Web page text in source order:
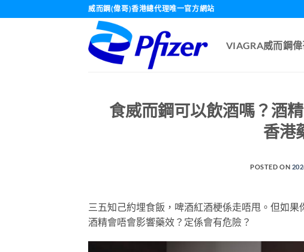
威而鋼(偉哥)香港總代理唯一官方網站
VIAGRA威而鋼
食威而鋼可以飲酒嗎？酒
香港
POSTED ON
三五知己約埋食飯，啤酒紅酒梗係走唔甩。但如
酒精會唔會影響藥效？定係會有危險？